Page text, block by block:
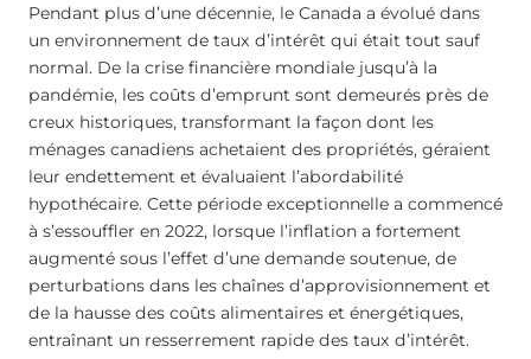
Pendant plus d’une décennie, le Canada a évolué dans
un environnement de taux d’intérêt qui était tout sauf
normal. De la crise financière mondiale jusqu’à la
pandémie, les coûts d’emprunt sont demeurés près de
creux historiques, transformant la façon dont les
ménages canadiens achetaient des propriétés, géraient
leur endettement et évaluaient l’abordabilité
hypothécaire. Cette période exceptionnelle a commencé
à s’essouffler en 2022, lorsque l’inflation a fortement
augmenté sous l’effet d’une demande soutenue, de
perturbations dans les chaînes d’approvisionnement et
de la hausse des coûts alimentaires et énergétiques,
entraînant un resserrement rapide des taux d’intérêt.